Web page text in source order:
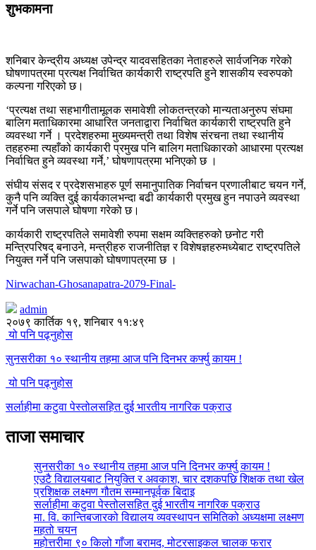
शुभकामना
शनिबार केन्द्रीय अध्यक्ष उपेन्द्र यादवसहितका नेताहरुले सार्वजनिक गरेको
घोषणापत्रमा प्रत्यक्ष निर्वाचित कार्यकारी राष्ट्रपति हुने शासकीय स्वरुपको
कल्पना गरिएको छ।
‘प्रत्यक्ष तथा सहभागीतामूलक समावेशी लोकतन्त्रको मान्यताअनुरुप संघमा
बालिग मताधिकारमा आधारित जनताद्वारा निर्वाचित कार्यकारी राष्ट्रपति हुने
व्यवस्था गर्ने । प्रदेशहरुमा मुख्यमन्त्री तथा विशेष संरचना तथा स्थानीय
तहहरुमा त्यहाँको कार्यकारी प्रमुख पनि बालिग मताधिकारको आधारमा प्रत्यक्ष
निर्वाचित हुने व्यवस्था गर्ने,’ घोषणापत्रमा भनिएको छ ।
संघीय संसद र प्रदेशसभाहरु पूर्ण समानुपातिक निर्वाचन प्रणालीबाट चयन गर्ने,
कुनै पनि व्यक्ति दुई कार्यकालभन्दा बढी कार्यकारी प्रमुख हुन नपाउने व्यवस्था
गर्ने पनि जसपाले घोषणा गरेको छ।
कार्यकारी राष्ट्रपतिले समावेशी रुपमा सक्षम व्यक्तिहरुको छनोट गरी
मन्त्रिपरिषद् बनाउने, मन्त्रीहरु राजनीतिज्ञ र विशेषज्ञहरुमध्येबाट राष्ट्रपतिले
नियुक्त गर्ने पनि जसपाको घोषणापत्रमा छ ।
Nirwachan-Ghosanapatra-2079-Final-
admin
२०७९ कार्तिक १९, शनिबार ११:४९
यो पनि पढ्नुहोस
सुनसरीका १० स्थानीय तहमा आज पनि दिनभर कर्फ्यु कायम !
यो पनि पढ्नुहोस
सर्लाहीमा कटुवा पेस्तोलसहित दुई भारतीय नागरिक पक्राउ
ताजा समाचार
सुनसरीका १० स्थानीय तहमा आज पनि दिनभर कर्फ्यु कायम !
एउटै विद्यालयबाट नियुक्ति र अवकाश, चार दशकपछि शिक्षक तथा खेल
प्रशिक्षक लक्ष्मण गौतम सम्मानपूर्वक बिदाइ
सर्लाहीमा कटुवा पेस्तोलसहित दुई भारतीय नागरिक पक्राउ
मा. वि. कान्तिबजारको विद्यालय व्यवस्थापन समितिको अध्यक्षमा लक्ष्मण
महतो चयन
महोत्तरीमा ९० किलो गाँजा बरामद, मोटरसाइकल चालक फरार